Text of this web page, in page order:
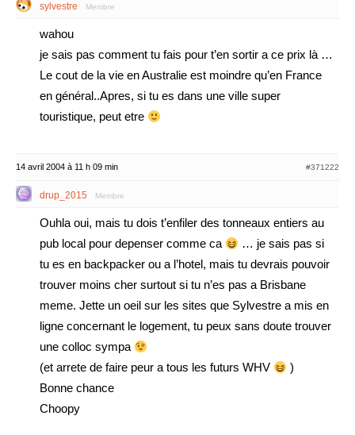
sylvestre Membre
wahou
je sais pas comment tu fais pour t’en sortir a ce prix là …
Le cout de la vie en Australie est moindre qu’en France
en général..Apres, si tu es dans une ville super
touristique, peut etre
14 avril 2004 à 11 h 09 min #371222
drup_2015 Membre
Ouhla oui, mais tu dois t’enfiler des tonneaux entiers au
pub local pour depenser comme ca
… je sais pas si
tu es en backpacker ou a l’hotel, mais tu devrais pouvoir
trouver moins cher surtout si tu n’es pas a Brisbane
meme. Jette un oeil sur les sites que Sylvestre a mis en
ligne concernant le logement, tu peux sans doute trouver
une colloc sympa
(et arrete de faire peur a tous les futurs WHV
)
Bonne chance
Choopy